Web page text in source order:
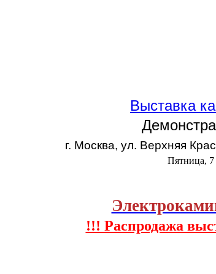
Выставка
г. Москва, ул. Верхняя
Пятница, 7
!!! Распродажа